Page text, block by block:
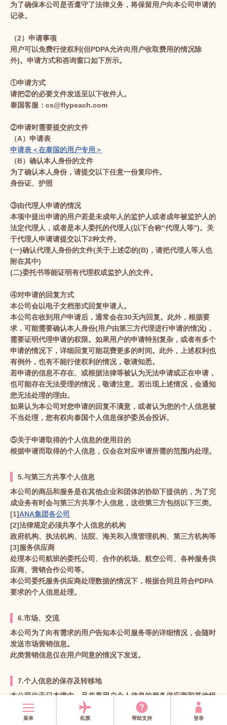
菜单 机票 帮助支持 登录
为了确保本公司是否遵守了法律义务，将保留用户向本公司申请的
记录。
（2）申请事项
用户可以免费行使权利(但PDPA允许向用户收取费用的情况除
外)。申请方式和咨询窗口如下所示。
①申请方式
请把②的必要文件发送至以下收件人。
泰国客服：cs@flypeach.com
②申请时需要提交的文件
（A）申请表
申请表＜在泰国的用户专用＞
（B）确认本人身份的文件
为了确认本人身份，请提交以下任意一份复印件。
身份证、护照
③由代理人申请的情况
本项中提出申请的用户若是未成年人的监护人或者成年被监护人的
法定代理人，或者是本人委托的代理人(以下合称“代理人等”)。关
于代理人申请请提交以下2种文件。
(一)确认代理人身份的文件(关于上述②的(B)，请把代理人等人也
附在其中)
(二)委托书等能证明有代理权或监护人的文件。
④对申请的回复方式
本公司会以电子文档形式回复申请人。
本公司在收到用户申请后，通常会在30天内回复。此外，根据要
求，可能需要确认本人身份(用户由第三方代理进行申请的情况)，
需要证明代理申请的权限。如果用户的申请特别复杂，或者有多个
申请的情况下，详细回复可能花费更多的时间。此外，上述权利也
有例外，也有不能行使权利的情况，敬请知悉。
若申请的信息不存在、或根据法律等被认为无法申请或正在申请，
也可能存在无法受理的情况，敬请注意。若出现上述情况，会通知
您无法处理的理由。
如果认为本公司对您申请的回复不满意，或者认为您的个人信息被
不当处理，您有权向泰国个人信息保护委员会投诉。
⑤关于申请取得的个人信息的使用目的
根据申请而取得的个人信息，仅会在对应申请所需的范围内处理。
5.与第三方共享个人信息
本公司的商品和服务是在其他企业和团体的协助下提供的，为了完
成业务有时会与第三方共享个人信息，这些第三方包括以下三类。
[1]ANA集团各公司
[2]法律规定必须共享个人信息的机构
政府机构、执法机构、法院、海关和入境管理机构、第三方机构等
[3]服务供应商
处理本公司航班的委托公司、合作的机场、航空公司、各种服务供
应商、营销合作公司等。
本公司委托服务供应商处理数据的情况下，根据合同且符合PDPA
要求的个人信息处理。
6.市场、交流
本公司为了向有需求的用户告知本公司服务等的详细情况，会随时
发送市场营销信息。
此类营销信息仅在用户同意的情况下发送。
7.个人信息的保存及转移地
本公司位于日本境内，且共享用户个人信息的服务供应商和其他组
织大多位于泰国以外的地区。
本公司在向第三方提供个人信息时，会遵守日本的相关法令和PDP